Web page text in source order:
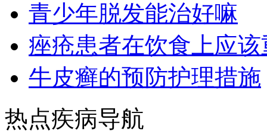
青少年脱发能治好嘛
痤疮患者在饮食上应
牛皮癣的预防护理措施
热点疾病导航